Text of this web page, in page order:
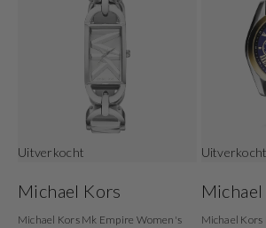
Uitverkocht
Michael Kors
Michael Kors Mk Empire Women's
Uitverkocht
Michael